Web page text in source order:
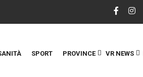
SPORT PROVINCE VR NEWS